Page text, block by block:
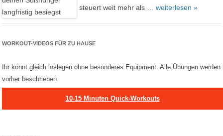
steuert weit mehr als
… weiterlesen »
WORKOUT-VIDEOS FÜR ZU HAUSE
Ihr könnt gleich loslegen ohne besonderes Equipment. Alle Übungen werden
vorher beschrieben.
10-15 Minuten Quick-Workouts